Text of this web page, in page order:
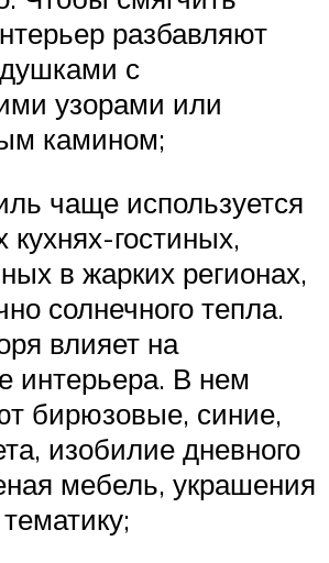
разбавляют
с
узорами или
камином;
чаще используется
кухнях-гостиных,
в жарких регионах,
солнечного тепла.
влияет на
интерьера. В нем
бирюзовые, синие,
изобилие дневного
мебель, украшения